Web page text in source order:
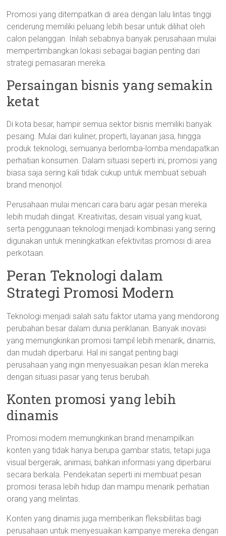
Promosi yang ditempatkan di area dengan lalu lintas tinggi
cenderung memiliki peluang lebih besar untuk dilihat oleh
calon pelanggan. Inilah sebabnya banyak perusahaan mulai
mempertimbangkan lokasi sebagai bagian penting dari
strategi pemasaran mereka.
Persaingan bisnis yang semakin
ketat
Di kota besar, hampir semua sektor bisnis memiliki banyak
pesaing. Mulai dari kuliner, properti, layanan jasa, hingga
produk teknologi, semuanya berlomba-lomba mendapatkan
perhatian konsumen. Dalam situasi seperti ini, promosi yang
biasa saja sering kali tidak cukup untuk membuat sebuah
brand menonjol.
Perusahaan mulai mencari cara baru agar pesan mereka
lebih mudah diingat. Kreativitas, desain visual yang kuat,
serta penggunaan teknologi menjadi kombinasi yang sering
digunakan untuk meningkatkan efektivitas promosi di area
perkotaan.
Peran Teknologi dalam
Strategi Promosi Modern
Teknologi menjadi salah satu faktor utama yang mendorong
perubahan besar dalam dunia periklanan. Banyak inovasi
yang memungkinkan promosi tampil lebih menarik, dinamis,
dan mudah diperbarui. Hal ini sangat penting bagi
perusahaan yang ingin menyesuaikan pesan iklan mereka
dengan situasi pasar yang terus berubah.
Konten promosi yang lebih
dinamis
Promosi modern memungkinkan brand menampilkan
konten yang tidak hanya berupa gambar statis, tetapi juga
visual bergerak, animasi, bahkan informasi yang diperbarui
secara berkala. Pendekatan seperti ini membuat pesan
promosi terasa lebih hidup dan mampu menarik perhatian
orang yang melintas.
Konten yang dinamis juga memberikan fleksibilitas bagi
perusahaan untuk menyesuaikan kampanye mereka dengan